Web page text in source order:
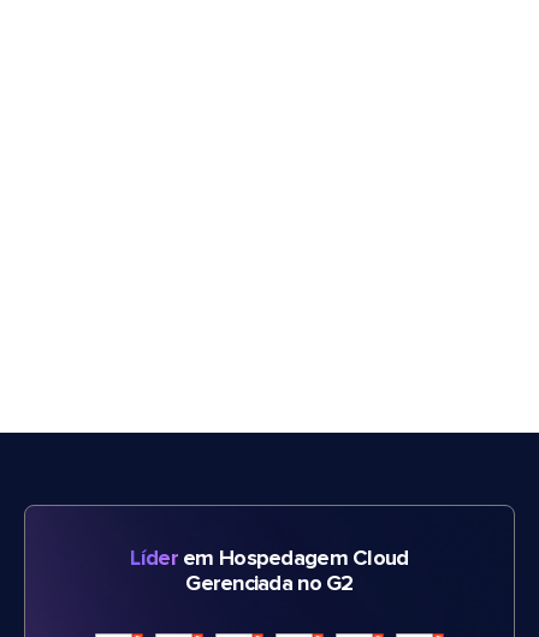
Líderem Hospedagem Cloud
Gerenciada no G2